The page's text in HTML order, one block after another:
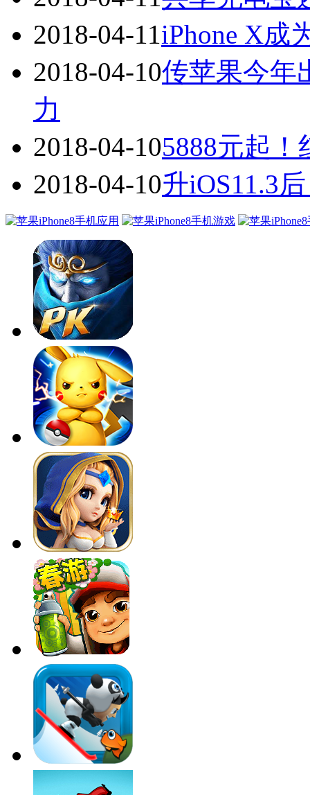
2018-04-11iPhone X成
2018-04-10传苹果今年
力
2018-04-105888元起！
2018-04-10升iOS11.3